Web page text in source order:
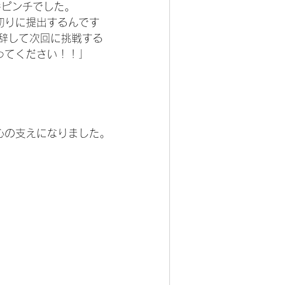
ンチでした。
りに提出するんです
して次回に挑戦する
ください！！」
支えになりました。